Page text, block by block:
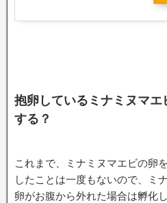
抱卵しているミナミヌマ
する？
これまで、ミナミヌマエビの卵
したことは一度もないので、ミ
卵がお腹から外れた場合は孵化